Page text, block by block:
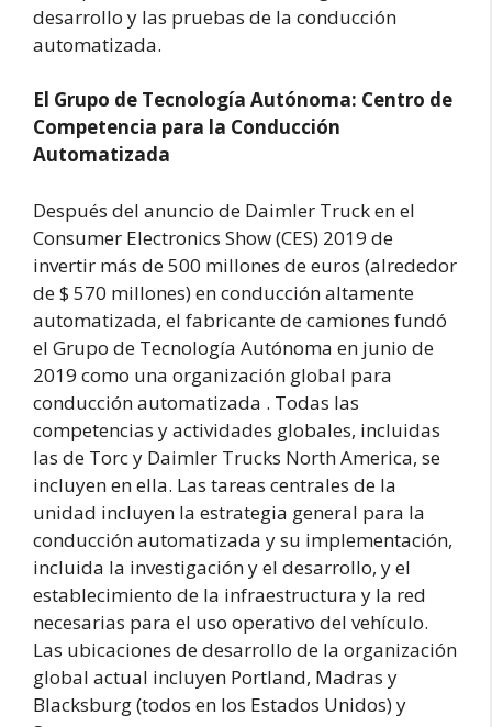
desarrollo y las pruebas de la conducción
automatizada.
El Grupo de Tecnología Autónoma: Centro de
Competencia para la Conducción
Automatizada
Después del anuncio de Daimler Truck en el
Consumer Electronics Show (CES) 2019 de
invertir más de 500 millones de euros (alrededor
de $ 570 millones) en conducción altamente
automatizada, el fabricante de camiones fundó
el Grupo de Tecnología Autónoma en junio de
2019 como una organización global para
conducción automatizada . Todas las
competencias y actividades globales, incluidas
las de Torc y Daimler Trucks North America, se
incluyen en ella. Las tareas centrales de la
unidad incluyen la estrategia general para la
conducción automatizada y su implementación,
incluida la investigación y el desarrollo, y el
establecimiento de la infraestructura y la red
necesarias para el uso operativo del vehículo.
Las ubicaciones de desarrollo de la organización
global actual incluyen Portland, Madras y
Blacksburg (todos en los Estados Unidos) y